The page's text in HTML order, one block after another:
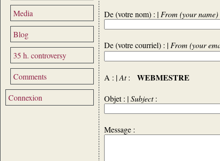
Media
Blog
35 h. controversy
Comments
Connexion
De (votre nom) : | From (your name)
De (votre courriel) : | From (your
A : |At: WEBMESTRE
Objet : |Subject:
Message :